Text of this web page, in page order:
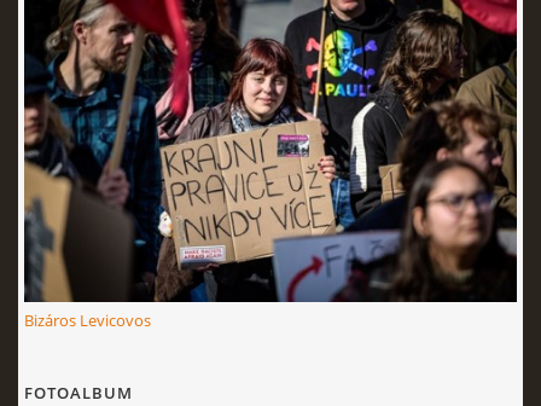
Bizáros Levicovos
FOTOALBUM